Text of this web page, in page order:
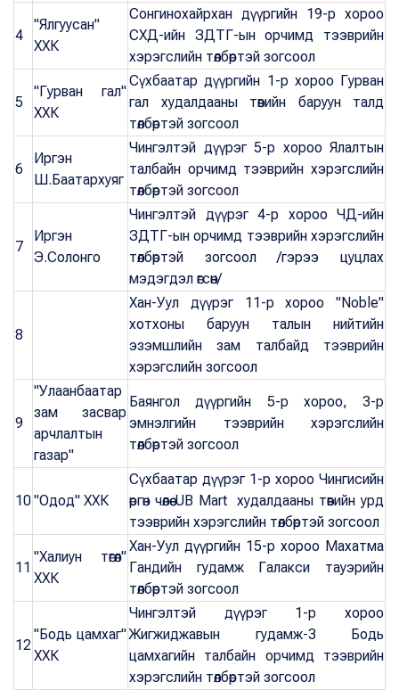
4
"Ялгуусан"
ХХК
Сонгинохайрхан дүүргийн 19-р хороо
СХД-ийн ЗДТГ-ын орчимд тээврийн
хэрэгслийн төлбөртэй зогсоол
5
"Гурван гал"
ХХК
Сүхбаатар дүүргийн 1-р хороо Гурван
гал худалдааны төвийн баруун талд
төлбөртэй зогсоол
6
Иргэн
Ш.Баатархуяг
Чингэлтэй дүүрэг 5-р хороо Ялалтын
талбайн орчимд тээврийн хэрэгслийн
төлбөртэй зогсоол
7
Иргэн
Э.Солонго
Чингэлтэй дүүрэг 4-р хороо ЧД-ийн
ЗДТГ-ын орчимд тээврийн хэрэгслийн
төлбөртэй зогсоол /гэрээ цуцлах
мэдэгдэл өгсөн/
8
Хан-Уул дүүрэг 11-р хороо "Noble"
хотхоны баруун талын нийтийн
эзэмшлийн зам талбайд тээврийн
хэрэгслийн зогсоол
9
"Улаанбаатар
зам засвар
арчлалтын
газар"
Баянгол дүүргийн 5-р хороо, 3-р
эмнэлгийн тээврийн хэрэгслийн
төлбөртэй зогсоол
10"Одод" ХХК
Сүхбаатар дүүрэг 1-р хороо Чингисийн
өргөн чөлөө UB Mart худалдааны төвийн урд
тээврийн хэрэгслийн төлбөртэй зогсоол
11
"Халиун төгөл"
ХХК
Хан-Уул дүүргийн 15-р хороо Махатма
Гандийн гудамж Галакси тауэрийн
төлбөртэй зогсоол
12
"Бодь цамхаг"
ХХК
Чингэлтэй дүүрэг 1-р хороо
Жигжиджавын гудамж-3 Бодь
цамхагийн талбайн орчимд тээврийн
хэрэгслийн төлбөртэй зогсоол